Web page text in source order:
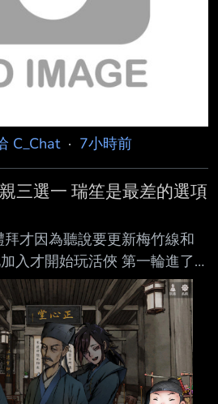
C_Chat· 7小時前
三選一 瑞笙是最差的選項
才因為聽說要更新梅竹線和
入才開始玩活俠 第一輪進了
聲結局，接著看攻略讀檔回武
西武林 第二輪達成小師妹+師
知道會變成大法師 最後因為李
只能怪味小師妹西武林結尾 第
緣後，讀檔回頭走病歿和子夜
跑bad end，不然真的看完魔王